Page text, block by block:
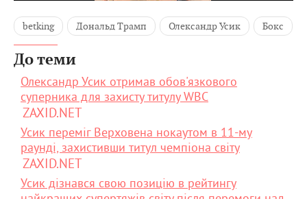
betking Дональд Трамп Олександр Усик Бокс
До теми
Олександр Усик отримав обов'язкового
суперника для захисту титулу WBC
ZAXID.NET
Усик переміг Верховена нокаутом в 11-му
раунді, захистивши титул чемпіона світу
ZAXID.NET
Усик дізнався свою позицію в рейтингу